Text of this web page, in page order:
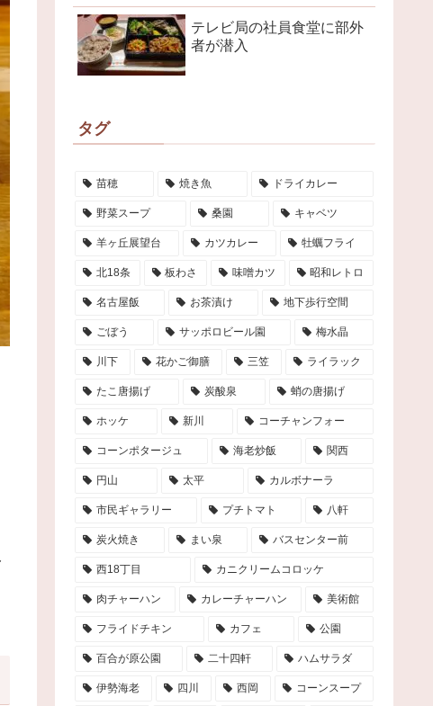
テレビ局の社員食堂に部外
者が潜入
タグ
苗穂 焼き魚 ドライカレー
野菜スープ 桑園 キャベツ
羊ヶ丘展望台 カツカレー 牡蠣フライ
北18条 板わさ 味噌カツ 昭和レトロ
名古屋飯 お茶漬け 地下歩行空間
ごぼう サッポロビール園 梅水晶
川下 花かご御膳 三笠 ライラック
たこ唐揚げ 炭酸泉 蛸の唐揚げ
ホッケ 新川 コーチャンフォー
コーンポタージュ 海老炒飯 関西
円山 太平 カルボナーラ
市民ギャラリー プチトマト 八軒
炭火焼き まい泉 バスセンター前
西18丁目 カニクリームコロッケ
肉チャーハン カレーチャーハン 美術館
フライドチキン カフェ 公園
百合が原公園 二十四軒 ハムサラダ
伊勢海老 四川 西岡 コーンスープ